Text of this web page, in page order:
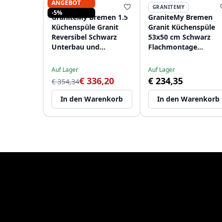
ANGEBOT
-5%
GRANITEMY
GraniteMy Bremen 1.5
Küchenspüle Granit
Reversibel Schwarz
Unterbau und
1208952250
Auf Lager
€ 354,34€ 336,20
In den Warenkorb
GRANITEMY
GraniteMy Bremen
Granit Küchenspüle
53x50 cm Schwarz
Flachmontage
Aufliegend mit
Hahnlochbank
1208952256
Auf Lager
€ 234,35
In den Warenkorb